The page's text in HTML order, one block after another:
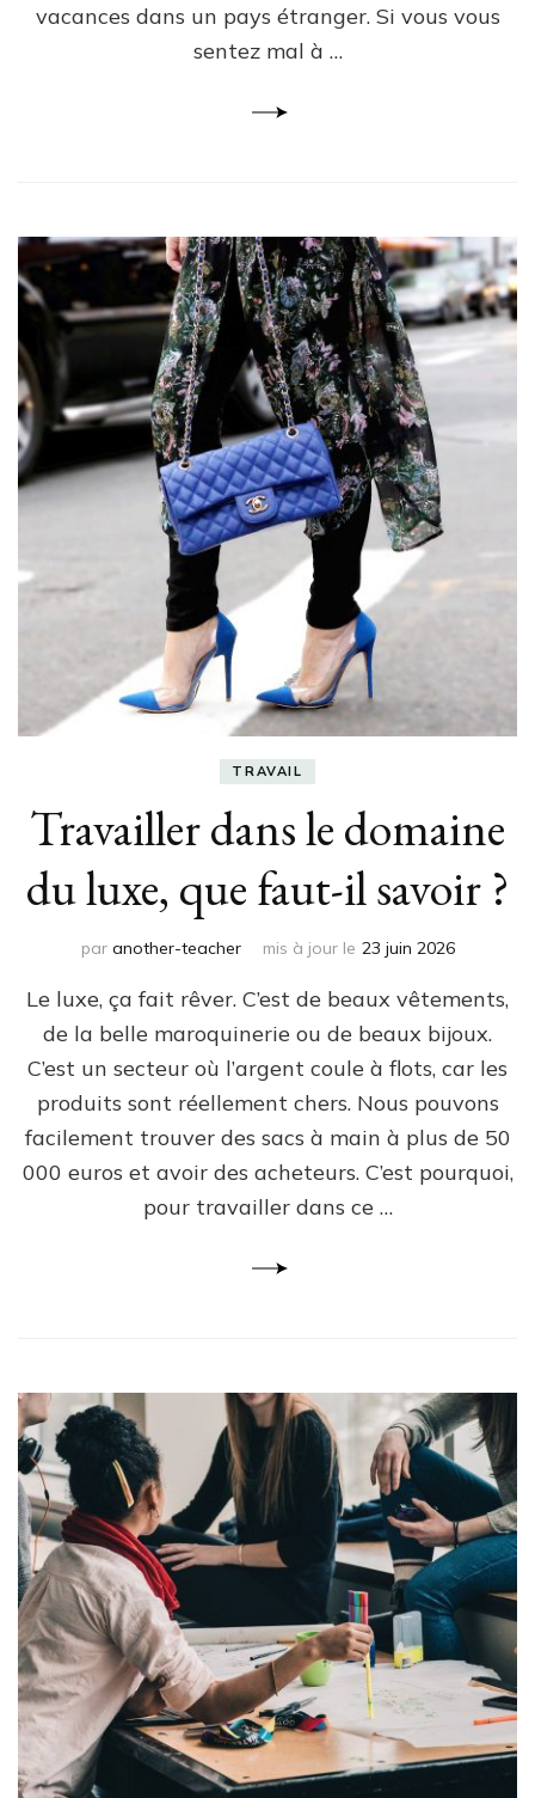
vacances dans un pays étranger. Si vous vous
sentez mal à …
TRAVAIL
Travailler dans le domaine
du luxe, que faut-il savoir ?
par another-teacher mis à jour le 23 juin 2026
Le luxe, ça fait rêver. C’est de beaux vêtements,
de la belle maroquinerie ou de beaux bijoux.
C’est un secteur où l’argent coule à flots, car les
produits sont réellement chers. Nous pouvons
facilement trouver des sacs à main à plus de 50
000 euros et avoir des acheteurs. C’est pourquoi,
pour travailler dans ce …